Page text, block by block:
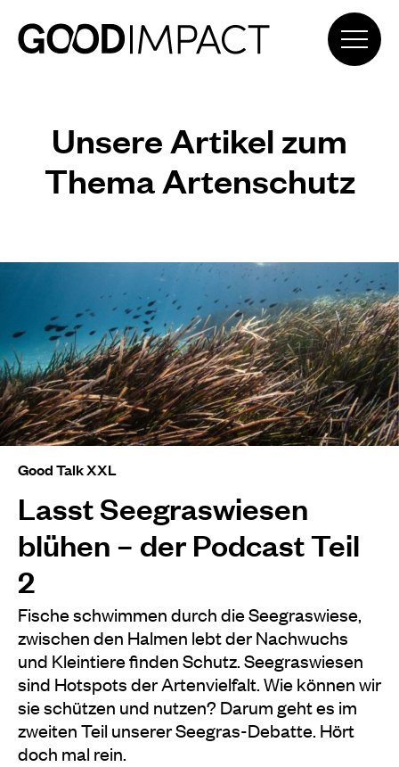
Unsere Artikel zum
Thema Artenschutz
Good Talk XXL
Lasst Seegraswiesen
blühen – der Podcast Teil
2
Fische schwimmen durch die Seegraswiese,
zwischen den Halmen lebt der Nachwuchs
und Kleintiere finden Schutz. Seegraswiesen
sind Hotspots der Artenvielfalt. Wie können wir
sie schützen und nutzen? Darum geht es im
zweiten Teil unserer Seegras-Debatte. Hört
doch mal rein.